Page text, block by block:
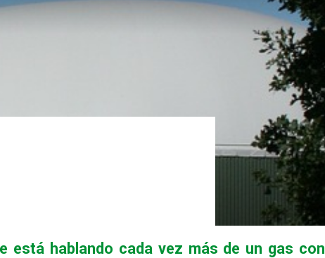
está hablando cada vez más de un gas con